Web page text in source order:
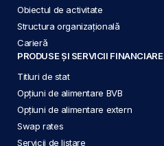
Obiectul de activitate
Structura organizațională
Carieră
PRODUSE ȘI SERVICII FINANCIARE
Titluri de stat
Opțiuni de alimentare BVB
Opțiuni de alimentare extern
Swap rates
Servicii de listare